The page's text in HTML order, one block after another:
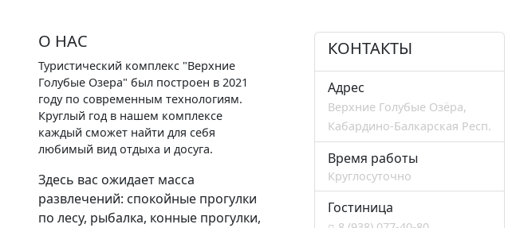
О НАС
Туристический комплекс "Верхние
Голубые Озера" был построен в 2021
году по современным технологиям.
Круглый год в нашем комплексе
каждый сможет найти для себя
любимый вид отдыха и досуга.
Здесь вас ожидает масса
развлечений: спокойные прогулки
по лесу, рыбалка, конные прогулки,
КОНТАКТЫ
Адрес
Верхние Голубые Озёра,
Кабардино-Балкарская Респ.
Время работы
Круглосуточно
Гостиница